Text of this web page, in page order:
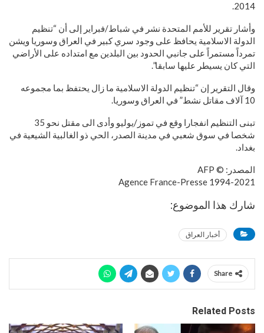
2014.
وأشار تقرير للأمم المتحدة نشر في شباط/فبراير إلى أن “تنظيم
الدولة الاسلامية يحافظ على وجود سري كبير في العراق وسوريا ويشن
تمرداً مستمراً على جانبي الحدود بين البلدين مع امتداده على الأراضي
التي كان يسيطر عليها سابقا”.
وقال التقرير إن “تنظيم الدولة الاسلامية ما زال يحتفظ بما مجموعه
10 آلاف مقاتل نشط” في العراق وسوريا.
تبنى التنظيم انفجارا وقع في تموز/يوليو وأدى الى مقتل نحو 35
شخصا في سوق شعبي في مدينة الصدر، الحي ذو الغالبية الشيعية في
بغداد.
المصدر: © AFP
1994-2021 Agence France-Presse
شارك هذا الموضوع:
أخبار العراق
Share
Related Posts